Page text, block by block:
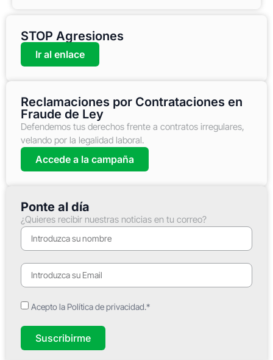
STOP Agresiones
Ir al enlace
Reclamaciones por Contrataciones en
Fraude de Ley
Defendemos tus derechos frente a contratos irregulares,
velando por la legalidad laboral.
Accede a la campaña
Ponte al día
¿Quieres recibir nuestras noticias en tu correo?
Acepto la Política de privacidad.*
Suscribirme